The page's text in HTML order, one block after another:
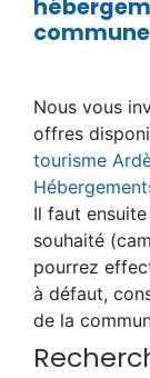
Nous vous
offres
tourisme
Il faut
souhaité
pourrez
à défaut,
de la